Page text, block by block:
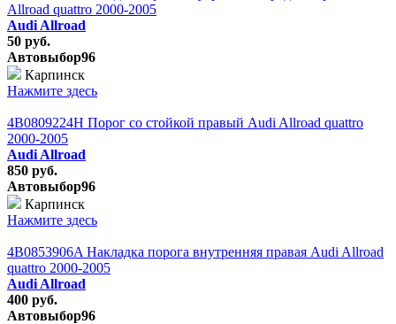
Allroad quattro 2000-2005
Audi Allroad
50 руб.
Автовыбор96
Карпинск
Нажмите здесь
4B0809224H Порог со стойкой правый Audi Allroad quattro
2000-2005
Audi Allroad
850 руб.
Автовыбор96
Карпинск
Нажмите здесь
4B0853906A Накладка порога внутренняя правая Audi Allroad
quattro 2000-2005
Audi Allroad
400 руб.
Автовыбор96